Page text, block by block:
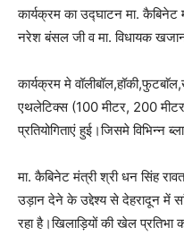
कार्यक्रम का उद्घाटन मा. कैबिनेट
नरेश बंसल जी व मा. विधायक
कार्यक्रम मे
एथलेटिक्स (100 मीटर, 200
प्रतियोगिताएं हुई।जिसमे विभिन्न
मा. कैबिनेट मंत्री श्री धन सिंह
उड़ान देने के उद्देश्य से देहरादून में
रहा है।खिलाड़ियों की खेल प्रतिभा